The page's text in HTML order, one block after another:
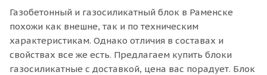
Газобетонный и газосиликатный блок в Раменске
похожи как внешне, так и по техническим
характеристикам. Однако отличия в составах и
свойствах все же есть. Предлагаем купить блоки
газосиликатные с доставкой, цена вас порадует. Блок